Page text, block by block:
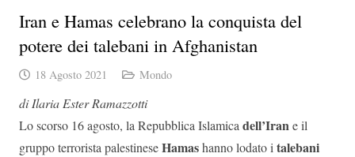
Iran e Hamas celebrano la conquista del
potere dei talebani in Afghanistan
18 Agosto 2021 Mondo
di Ilaria Ester Ramazzotti
Lo scorso 16 agosto, la Repubblica Islamica dell’Iran e il
gruppo terrorista palestineseHamashanno lodato i talebani